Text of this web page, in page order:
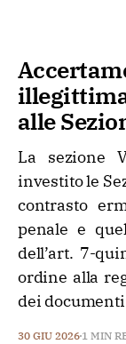
alle
La sezione
investito le
contrasto
penale e
dell’art. 7-
ordine alla
dei
30 GIU 2026 1 MIN